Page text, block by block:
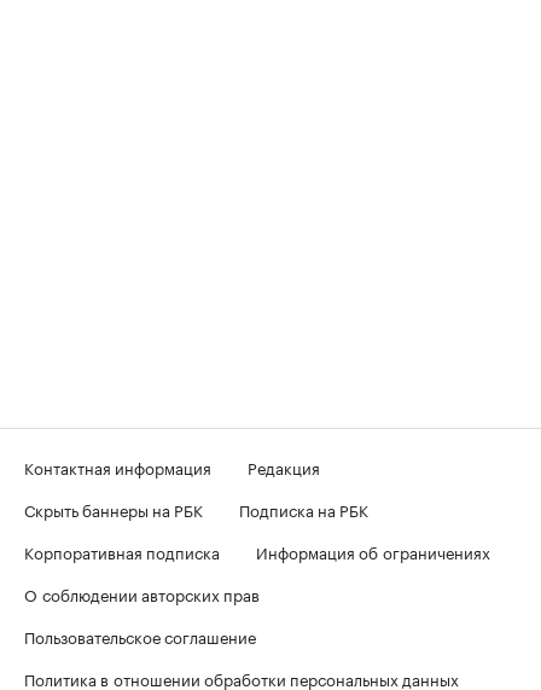
Контактная информация
Редакция
Скрыть баннеры на РБК
Подписка на РБК
Корпоративная подписка
Информация об ограничениях
О соблюдении авторских прав
Пользовательское соглашение
Политика в отношении обработки персональных данных